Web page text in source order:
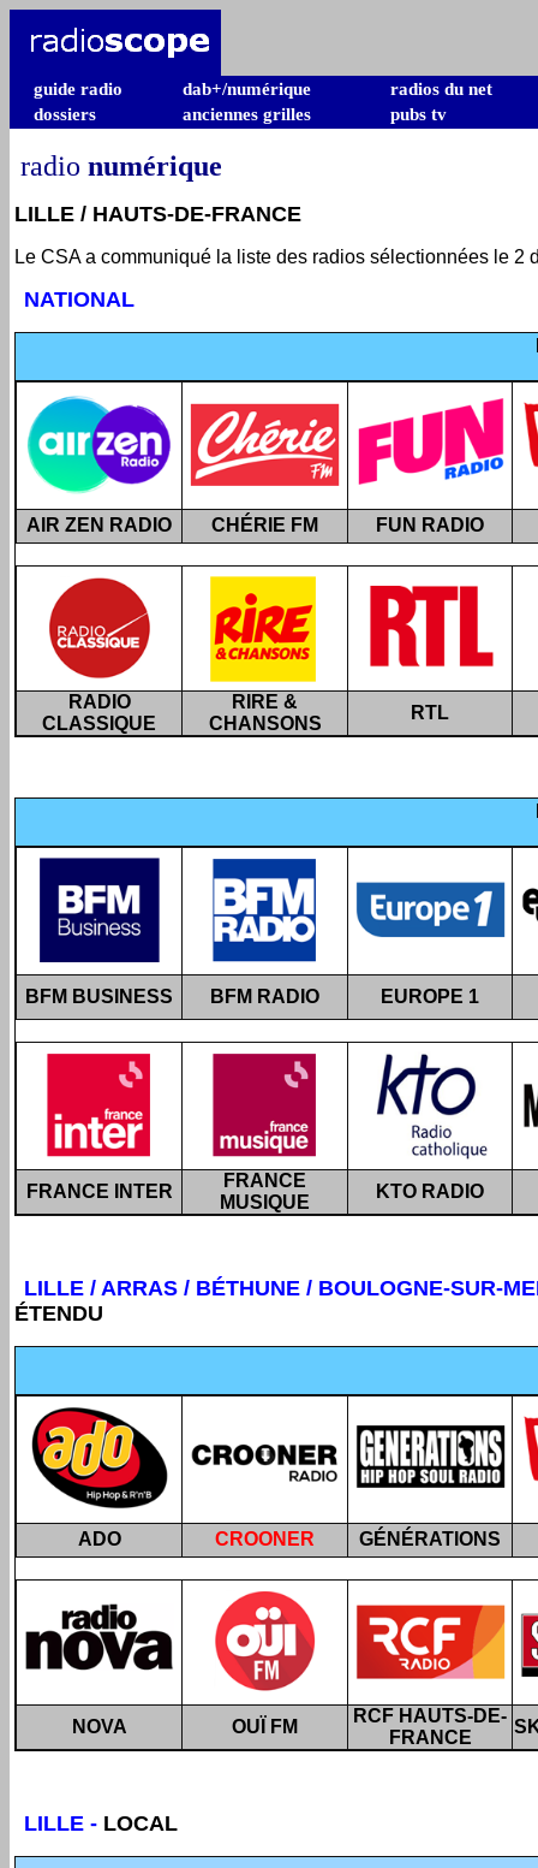
guide radio dab+/numérique
radios du net
dossiers
anciennes grilles pubs tv
radio numérique
LILLE / HAUTS-DE-FRANCE
Le CSA a communiqué la liste des radios sélectionnées le
NATIONAL
AIR ZEN RADIO CHÉRIE FM FUN RADIO
RADIO
CLASSIQUE
RIRE &
CHANSONS
RTL
BFM BUSINESS BFM RADIO EUROPE 1
FRANCE INTER
FRANCE
MUSIQUE
KTO RADIO
LILLE / ARRAS / BÉTHUNE / BOULOGNE-SUR-
ÉTENDU
ADO CROONER GÉNÉRATIONS
NOVA OUÏ FM
RCF HAUTS-DE-
FRANCE
LILLE - LOCAL